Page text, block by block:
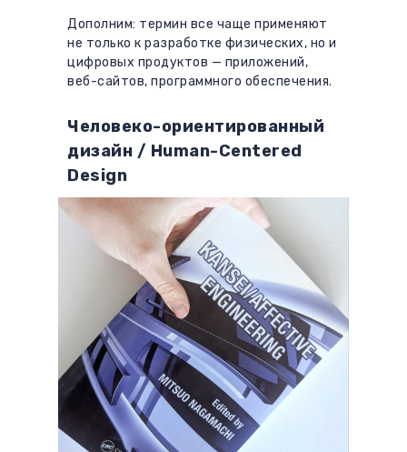
Дополним: термин все чаще применяют
не только к разработке физических, но и
цифровых продуктов — приложений,
веб-сайтов, программного обеспечения.
Человеко-ориентированный
дизайн / Human-Centered
Design